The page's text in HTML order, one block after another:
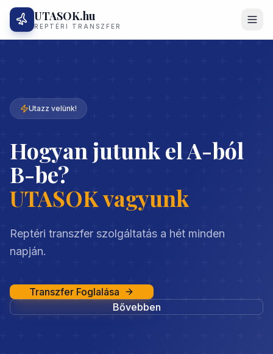
UTASOK.hu
REPTÉRI TRANSZFER
Utazz velünk!
Hogyan jutunk el A-ból
B-be?
UTASOK vagyunk
Reptéri transzfer szolgáltatás a hét minden
napján.
Transzfer Foglalása
Bővebben